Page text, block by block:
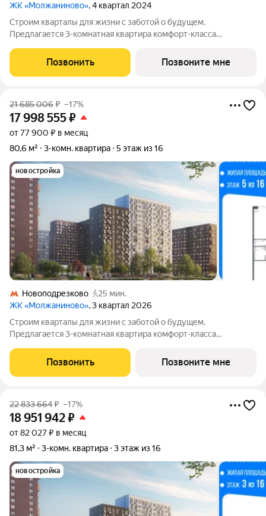
ЖК «Молжаниново», 4 квартал 2024
Строим кварталы для жизни с заботой о будущем.
Предлагается 3-комнатная квартира комфорт-класса
в жилом комплексе "Молжаниново".Для тех, кто ценит время,
предлагаем сделать готовую отделку:
Позвонить Позвоните мне
21 685 006₽ –17%
17 998 555₽
от 77 900 ₽ в месяц
80,6 м²
3-комн. квартира 5 этаж из 16
новостройка
Новоподрезково
25 мин.
ЖК «Молжаниново», 3 квартал 2026
Строим кварталы для жизни с заботой о будущем.
Предлагается 3-комнатная квартира комфорт-класса
этаже, в жилом комплексе "Молжаниново".Для тех, кто ценит
время, предлагаем сделать готовую отделку:
Позвонить Позвоните мне
22 833 664₽ –17%
18 951 942₽
от 82 027 ₽ в месяц
81,3 м²
3-комн. квартира 3 этаж из 16
новостройка